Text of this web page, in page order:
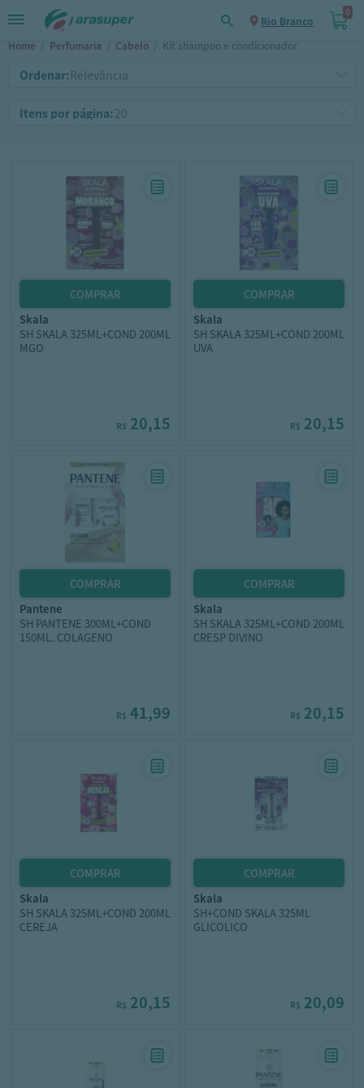
Rio Branco
0
Home / Perfumaria / Cabelo / Kit shampoo e condicionador
Ordenar:
Itens por página:
skala
SH SKALA 325ML+COND 200ML
MGO
R$ 20,15
skala
SH SKALA 325ML+COND 200ML
UVA
R$ 20,15
pantene
SH PANTENE 300ML+COND
150ML. COLAGENO
R$ 41,99
skala
SH SKALA 325ML+COND 200ML
CRESP DIVINO
R$ 20,15
skala
SH SKALA 325ML+COND 200ML
CEREJA
R$ 20,15
skala
SH+COND SKALA 325ML
GLICOLICO
R$ 20,09